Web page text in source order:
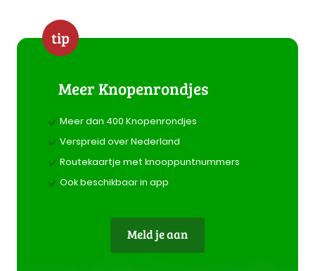
tip
Meer Knopenrondjes
Meer dan 400 Knopenrondjes
Verspreid over Nederland
Routekaartje met knooppuntnummers
Ook beschikbaar in app
Meld je aan